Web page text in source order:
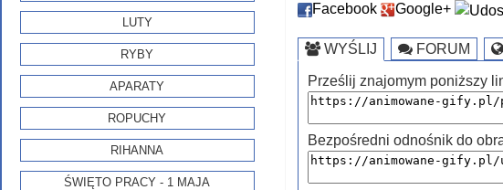
LUTY
RYBY
APARATY
ROPUCHY
RIHANNA
ŚWIĘTO PRACY - 1 MAJA
Facebook
Google+
WYŚLIJ FORUM
Prześlij znajomym poniższy
Bezpośredni odnośnik do